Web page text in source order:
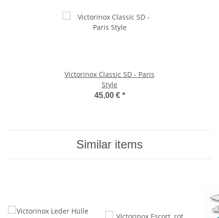
Victorinox Classic SD - Paris
Style
45,00 € *
Similar items